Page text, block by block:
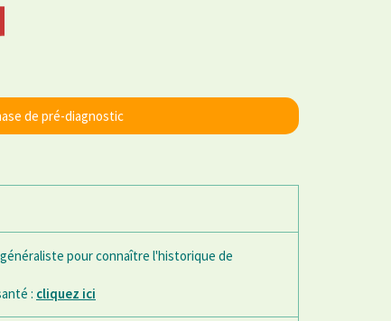
de pré-diagnostic
généraliste pour connaître l'historique de
: cliquez ici